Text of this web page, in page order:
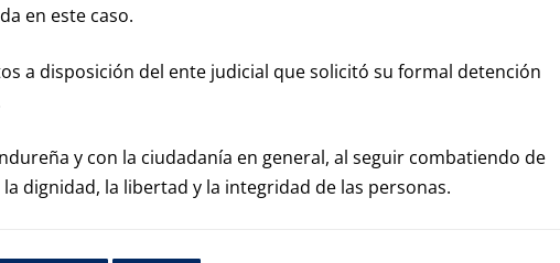
en este caso.
a disposición del ente judicial que solicitó su formal detención
y con la ciudadanía en general, al seguir combatiendo de
dignidad, la libertad y la integridad de las personas.